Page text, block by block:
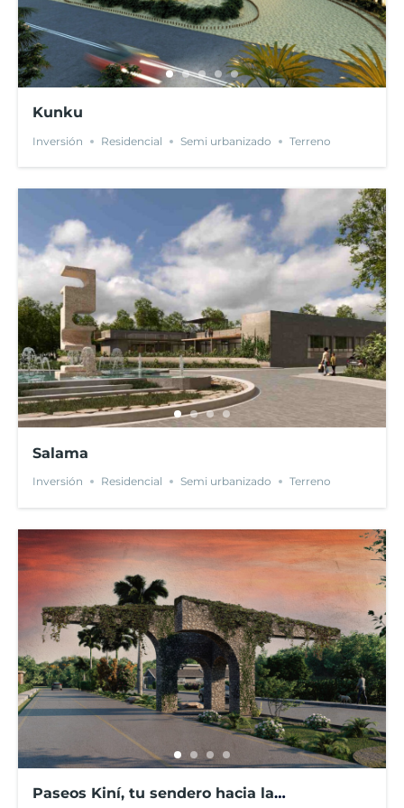
Kunku
Inversión Residencial Semi urbanizado Terreno
Salama
Inversión Residencial Semi urbanizado Terreno
Paseos Kiní, tu sendero hacia la